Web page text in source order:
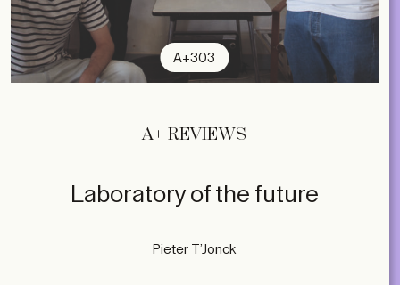
A+303
A+ REVIEWS
Laboratory of the future
Pieter T’Jonck